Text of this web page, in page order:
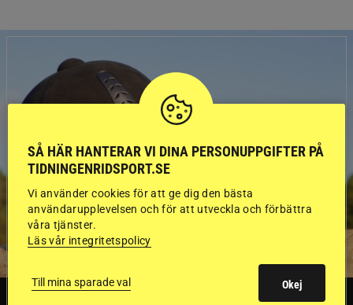
SÅ HÄR HANTERAR VI DINA PERSONUPPGIFTER PÅ
TIDNINGENRIDSPORT.SE
Vi använder cookies för att ge dig den bästa
användarupplevelsen och för att utveckla och förbättra
våra tjänster.
Läs vår integritetspolicy
Till mina sparade val Okej